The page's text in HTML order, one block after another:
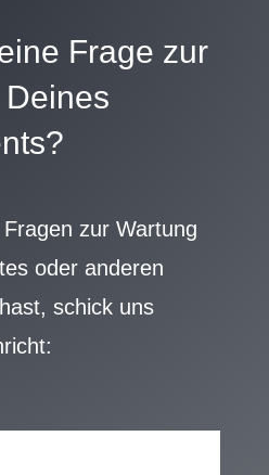
Frage zur
zur Wartung
oder anderen
schick uns